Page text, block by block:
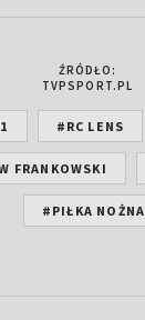
ŹRÓDŁO:
TVPSPORT.PL
#RC LENS
FRANKOWSKI
#PIŁKA NOŻNA